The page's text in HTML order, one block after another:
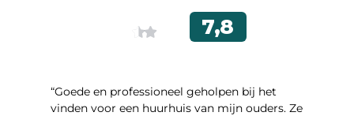
“Goede en professioneel geholpen bij het
vinden voor een huurhuis van mijn ouders. Ze